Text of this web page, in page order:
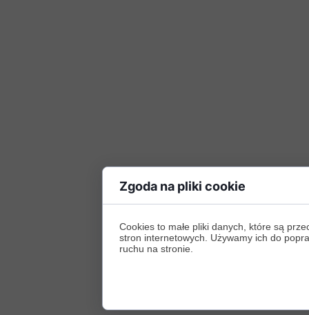
Zgoda na pliki cookie
Cookies to małe pliki danych, które są
stron internetowych. Używamy ich do
ruchu na stronie.